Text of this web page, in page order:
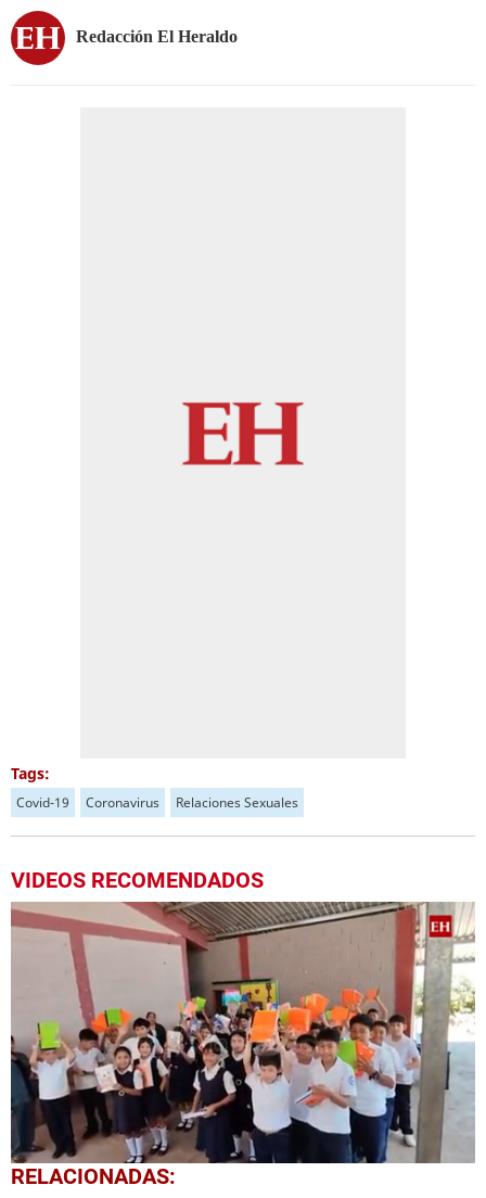
Redacción El Heraldo
Tags:
Covid-19 Coronavirus Relaciones Sexuales
VIDEOS RECOMENDADOS
0
seconds
RELACIONADAS: